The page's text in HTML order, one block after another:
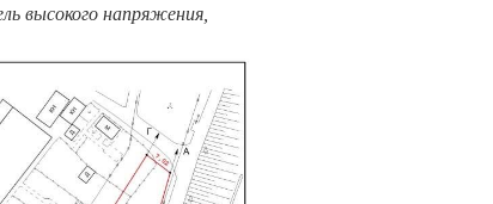
высокого напряжения,